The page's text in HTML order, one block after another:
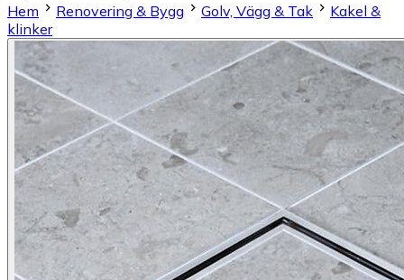
Hem
Renovering & Bygg Golv, Vägg & Tak
Kakel &
klinker